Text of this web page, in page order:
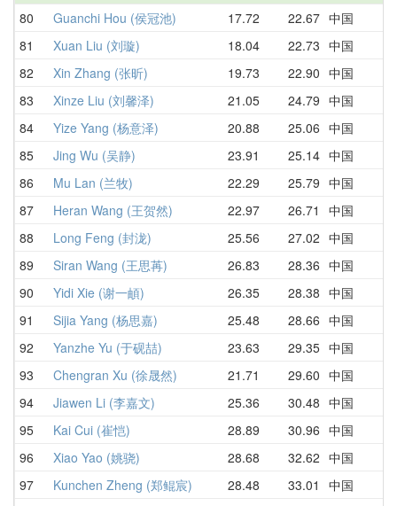
80 Guanchi Hou (侯冠池) 17.72 22.67 中国
81 Xuan Liu (刘璇) 18.04 22.73 中国
82 Xin Zhang (张昕) 19.73 22.90 中国
83 Xinze Liu (刘馨泽) 21.05 24.79 中国
84 Yize Yang (杨意泽) 20.88 25.06 中国
85 Jing Wu (吴静) 23.91 25.14 中国
86 Mu Lan (兰牧) 22.29 25.79 中国
87 Heran Wang (王贺然) 22.97 26.71 中国
88 Long Feng (封泷) 25.56 27.02 中国
89 Siran Wang (王思苒) 26.83 28.36 中国
90 Yidi Xie (谢一頔) 26.35 28.38 中国
91 Sijia Yang (杨思嘉) 25.48 28.66 中国
92 Yanzhe Yu (于砚喆) 23.63 29.35 中国
93 Chengran Xu (徐晟然) 21.71 29.60 中国
94 Jiawen Li (李嘉文) 25.36 30.48 中国
95 Kai Cui (崔恺) 28.89 30.96 中国
96 Xiao Yao (姚骁) 28.68 32.62 中国
97 Kunchen Zheng (郑鲲宸) 28.48 33.01 中国